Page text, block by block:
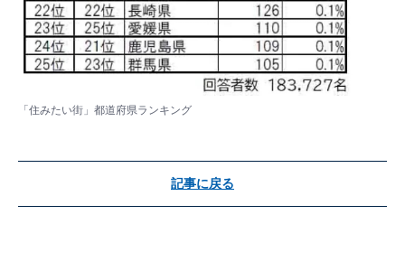
「住みたい街」都道府県ランキング
記事に戻る